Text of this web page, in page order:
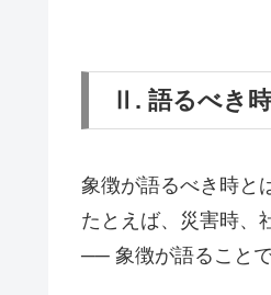
Ⅱ. 語るべき
象徴が語るべき時と
たとえば、災害時、
── 象徴が語ること